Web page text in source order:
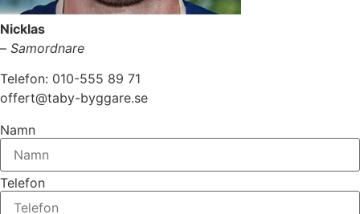
Nicklas
– Samordnare
Telefon: 010-555 89 71
offert@taby-byggare.se
Namn
Telefon